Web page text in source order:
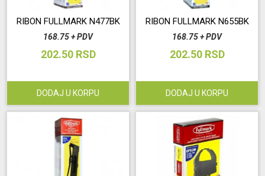
Prijava
korisnika
Registracija
RIBON FULLMARK N477BK
168.75 + PDV
202.50 RSD
DODAJ U KORPU
RIBON FULLMARK N655BK
168.75 + PDV
202.50 RSD
DODAJ U KORPU